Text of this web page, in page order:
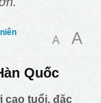
A A
Quốc
cao tuổi, đặc